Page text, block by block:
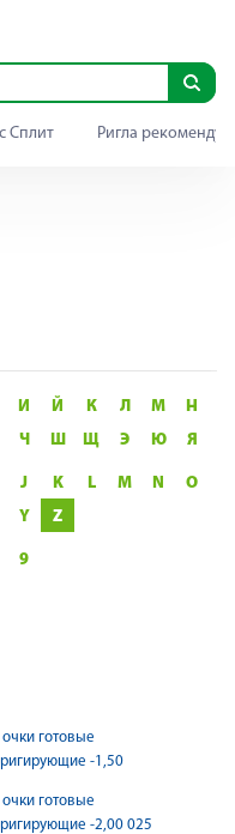
Сплит Ригла
И Й К Л М
Н
Ч Ш Щ Э Ю Я
J K L M N
O
Y Z
9
очки готовые
-1,50
очки готовые
-2,00 025